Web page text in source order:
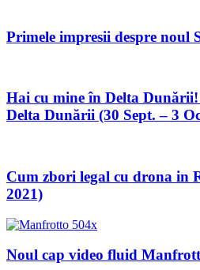
Primele impresii despre noul
Hai cu mine în Delta
Delta Dunării (30 Sept. – 3
Cum zbori legal cu drona in
2021)
Noul cap video fluid